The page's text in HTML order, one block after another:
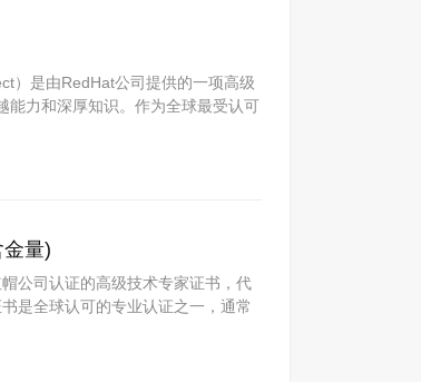
）是由RedHat公司提供的一项高级
能力和深厚知识。作为全球最受认可
Linux和开源技……
量)
公司认证的高级技术专家证书，代
是全球认可的专业认证之一，通常